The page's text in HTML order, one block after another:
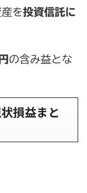
を投資信託に
の含み益とな
損益まと